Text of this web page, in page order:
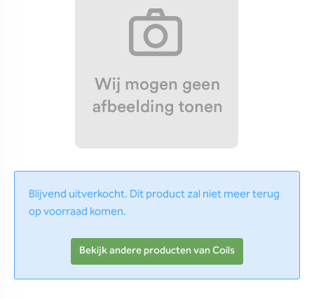
Blijvend uitverkocht. Dit product zal niet meer terug
op voorraad komen.
Bekijk andere producten van Coils